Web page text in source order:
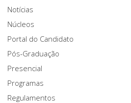
Notícias
Núcleos
Portal do Candidato
Pós-Graduação
Presencial
Programas
Regulamentos